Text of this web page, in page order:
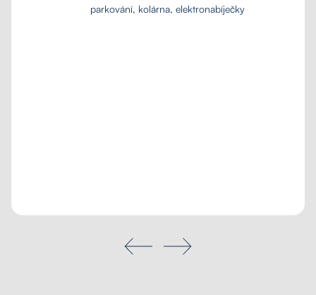
parkování, kolárna, elektronabíječky